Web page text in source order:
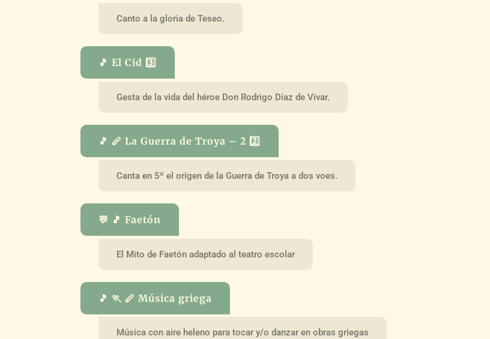
Canto a la gloria de Teseo.
🎵 El Cid 3️⃣
Gesta de la vida del héroe Don Rodrigo Díaz de Vivar.
🎵 🪈 La Guerra de Troya – 2 2️⃣
Canta en 5º el origen de la Guerra de Troya a dos voes.
💬 🎵 Faetón
El Mito de Faetón adaptado al teatro escolar
🎵 🏃 🪈 Música griega
Música con aire heleno para tocar y/o danzar en obras griegas